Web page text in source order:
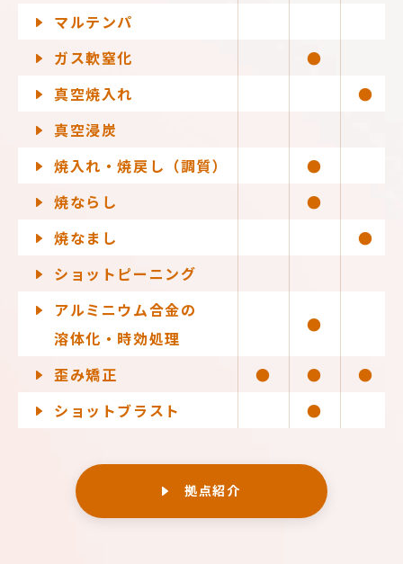
マルテンパ
ガス軟窒化
●
真空焼入れ
●
真空浸炭
焼入れ・焼戻し（調質）
●
焼ならし
●
焼なまし
●
ショットピーニング
アルミニウム合金の
溶体化・時効処理
●
歪み矯正 ● ●
●
ショットブラスト
●
拠点紹介